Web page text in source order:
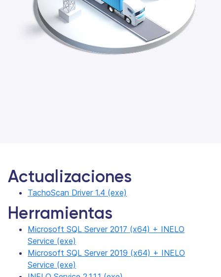
Actualizaciones
TachoScan Driver 1.4 (exe)
Herramientas
Microsoft SQL Server 2017 (x64) + INELO
Service (exe)
Microsoft SQL Server 2019 (x64) + INELO
Service (exe)